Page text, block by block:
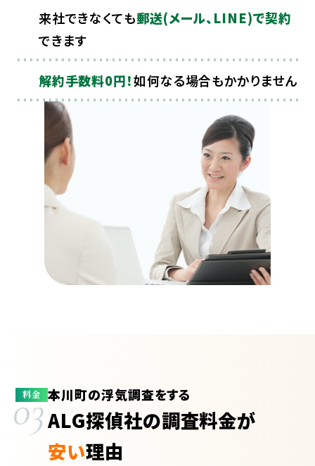
来社できなくても郵送(メール、LINE)で契約
できます
解約手数料0円！如何なる場合もかかりません
料金
03本川町の浮気調査をする
ALG探偵社の調査料金が
安い理由